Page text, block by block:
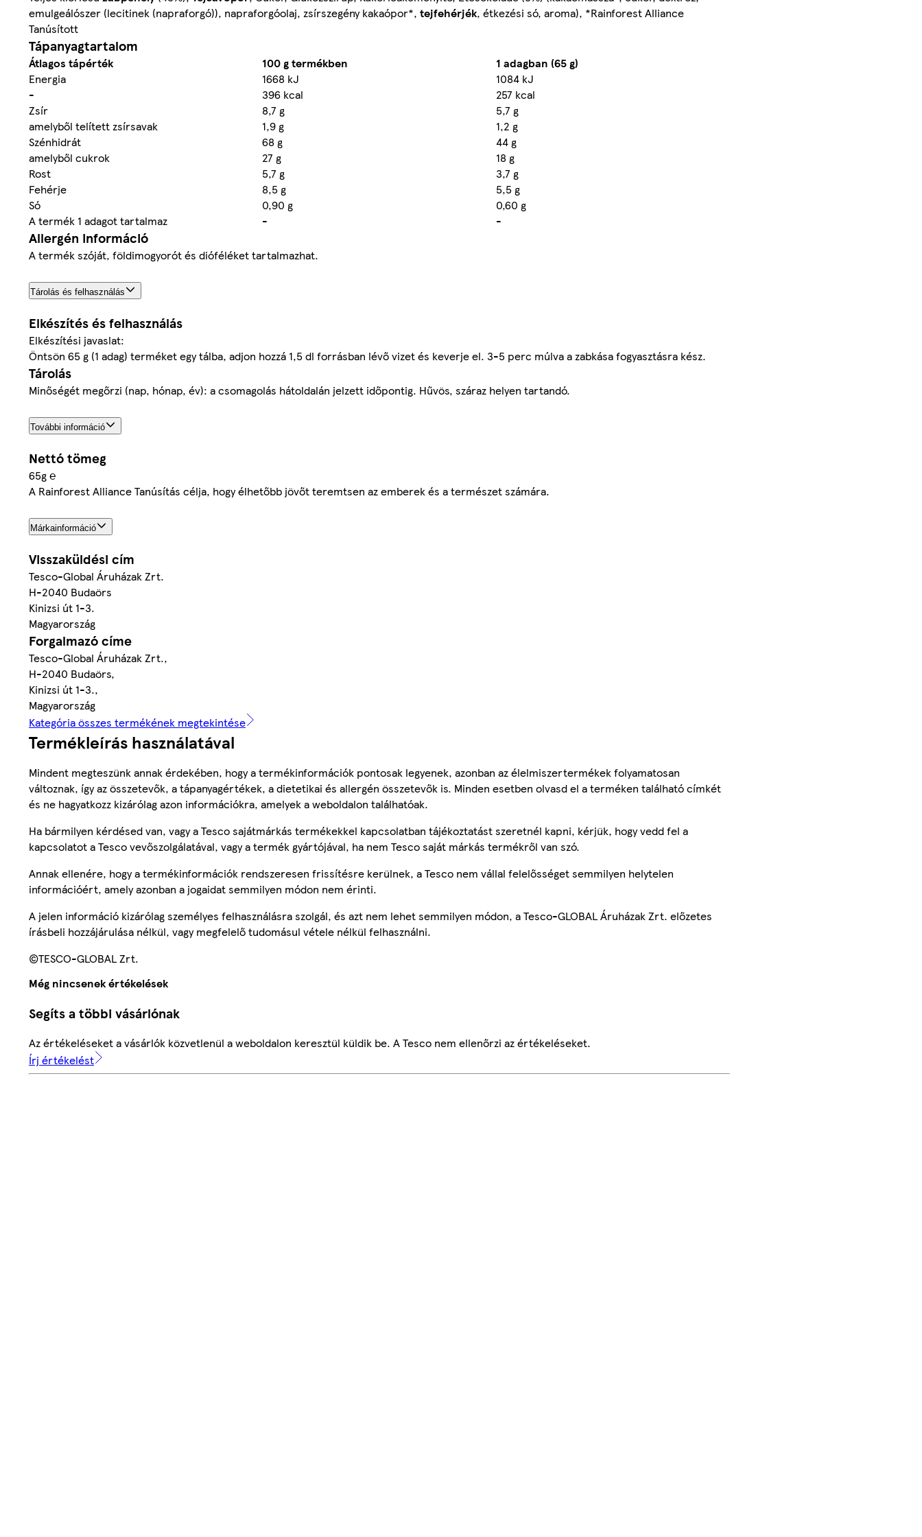
emulgeálószer (lecitinek (napraforgó)), napraforgóolaj, zsírszegény kakaópor*, tejfehérjék, étkezési só, aroma), *Rainforest Alliance
Tanúsított
Tápanyagtartalom
Átlagos tápérték 100 g termékben
1 adagban (65 g)
Energia
1668 kJ
1084 kJ
-
396 kcal
257 kcal
Zsír
8,7 g
5,7 g
amelyből telített zsírsavak
1,9 g
1,2 g
Szénhidrát
68 g
44 g
amelyből cukrok
27 g
18 g
Rost
5,7 g
3,7 g
Fehérje
8,5 g
5,5 g
Só
0,90 g
0,60 g
A termék 1 adagot tartalmaz
- -
Allergén információ
A termék szóját, földimogyorót és dióféléket tartalmazhat.
Tárolás és felhasználás
Elkészítés és felhasználás
Elkészítési javaslat:
Öntsön 65 g (1 adag) terméket egy tálba, adjon hozzá 1,5 dl forrásban lévő vizet és keverje el. 3-5 perc múlva a zabkása fogyasztásra kész.
Tárolás
Minőségét megőrzi (nap, hónap, év): a csomagolás hátoldalán jelzett időpontig. Hűvös, száraz helyen tartandó.
További információ
Nettó tömeg
65g ℮
A Rainforest Alliance Tanúsítás célja, hogy élhetőbb jövőt teremtsen az emberek és a természet számára.
Márkainformáció
Visszaküldési cím
Tesco-Global Áruházak Zrt.
H-2040 Budaörs
Kinizsi út 1-3.
Magyarország
Forgalmazó címe
Tesco-Global Áruházak Zrt.,
H-2040 Budaörs,
Kinizsi út 1-3.,
Magyarország
Kategória összes termékének megtekintése
Termékleírás használatával
Mindent megteszünk annak érdekében, hogy a termékinformációk pontosak legyenek, azonban az élelmiszertermékek folyamatosan
változnak, így az összetevők, a tápanyagértékek, a dietetikai és allergén összetevők is. Minden esetben olvasd el a terméken található címkét
és ne hagyatkozz kizárólag azon információkra, amelyek a weboldalon találhatóak.
Ha bármilyen kérdésed van, vagy a Tesco sajátmárkás termékekkel kapcsolatban tájékoztatást szeretnél kapni, kérjük, hogy vedd fel a
kapcsolatot a Tesco vevőszolgálatával, vagy a termék gyártójával, ha nem Tesco saját márkás termékről van szó.
Annak ellenére, hogy a termékinformációk rendszeresen frissítésre kerülnek, a Tesco nem vállal felelősséget semmilyen helytelen
információért, amely azonban a jogaidat semmilyen módon nem érinti.
A jelen információ kizárólag személyes felhasználásra szolgál, és azt nem lehet semmilyen módon, a Tesco-GLOBAL Áruházak Zrt. előzetes
írásbeli hozzájárulása nélkül, vagy megfelelő tudomásul vétele nélkül felhasználni.
©TESCO-GLOBAL Zrt.
Még nincsenek értékelések
Segíts a többi vásárlónak
Az értékeléseket a vásárlók közvetlenül a weboldalon keresztül küldik be. A Tesco nem ellenőrzi az értékeléseket.
Írj értékelést